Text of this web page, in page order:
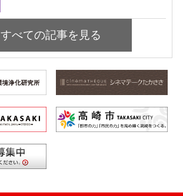
すべての記事を見る